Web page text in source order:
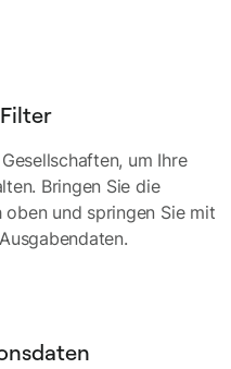
um Ihre
Bringen Sie die
und springen Sie mit